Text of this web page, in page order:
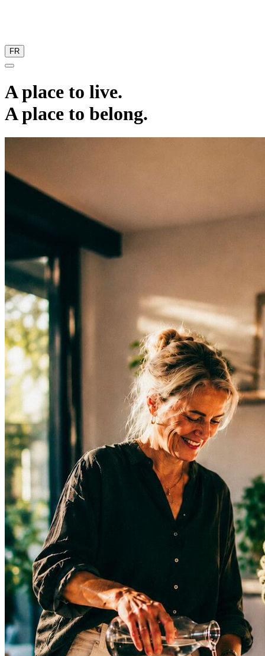
FR
A place to live.
A place to belong.